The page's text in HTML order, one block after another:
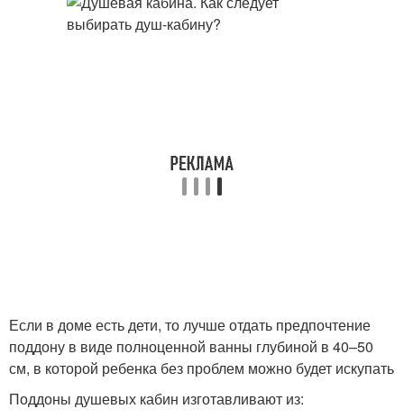
Если в доме есть дети, то лучше отдать предпочтение
поддону в виде полноценной ванны глубиной в 40–50
см, в которой ребенка без проблем можно будет искупать
Поддоны душевых кабин изготавливают из: